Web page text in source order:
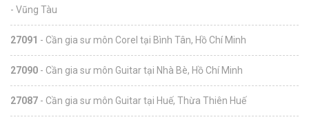
- Vũng Tàu
27091 - Cần gia sư môn Corel tại Bình Tân, Hồ Chí Minh
27090 - Cần gia sư môn Guitar tại Nhà Bè, Hồ Chí Minh
27087 - Cần gia sư môn Guitar tại Huế, Thừa Thiên Huế